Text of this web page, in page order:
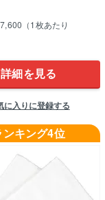
（1枚あたり
詳細を見る
に入りに登録する
ンキング4位